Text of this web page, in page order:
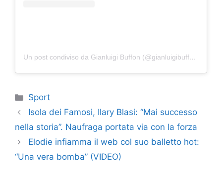
Un post condiviso da Gianluigi Buffon (@gianluigibuffon)
Categorie
Sport
Isola dei Famosi, Ilary Blasi: “Mai successo
nella storia”. Naufraga portata via con la forza
Elodie infiamma il web col suo balletto hot:
“Una vera bomba” (VIDEO)